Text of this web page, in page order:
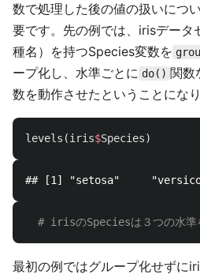
数で処理した後の値の扱いにつ
要です。先の例では、irisデータ
種名）を持つSpecies変数を
ープ化し、水準ごとに do() 関数
数を動作させたということになり
levels (iris$Species)
# irisのSpeciesは３つの水準
最初の例ではグループ化せずに